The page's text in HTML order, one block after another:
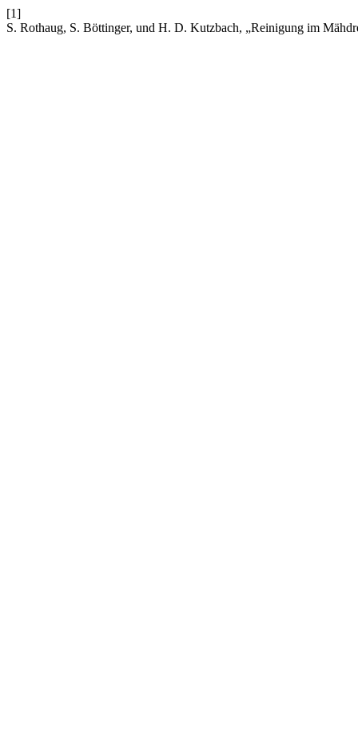
[1]
S. Rothaug, S. Böttinger, und H. D. Kutzbach, „Reinigung im